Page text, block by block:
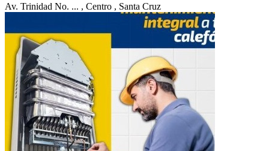
Av. Trinidad No. ... , Centro , Santa Cruz